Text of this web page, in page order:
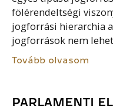
fölérendeltségi
jogforrási hierarchia
jogforrások nem
Tovább olvasom
PARLAMENTI